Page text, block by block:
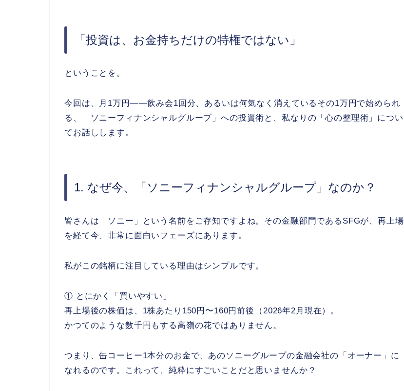
「投資は、お金持ちだけの特権ではない」
ということを。
今回は、月1万円――飲み会1回分、あるいは何気なく消えているその1万円で始められ
る、「ソニーフィナンシャルグループ」への投資術と、私なりの「心の整理術」につい
てお話しします。
1. なぜ今、「ソニーフィナンシャルグループ」なのか？
皆さんは「ソニー」という名前をご存知ですよね。その金融部門であるSFGが、再上場
を経て今、非常に面白いフェーズにあります。
私がこの銘柄に注目している理由はシンプルです。
① とにかく「買いやすい」
再上場後の株価は、1株あたり150円〜160円前後（2026年2月現在）。
かつてのような数千円もする高嶺の花ではありません。
つまり、缶コーヒー1本分のお金で、あのソニーグループの金融会社の「オーナー」に
なれるのです。これって、純粋にすごいことだと思いませんか？